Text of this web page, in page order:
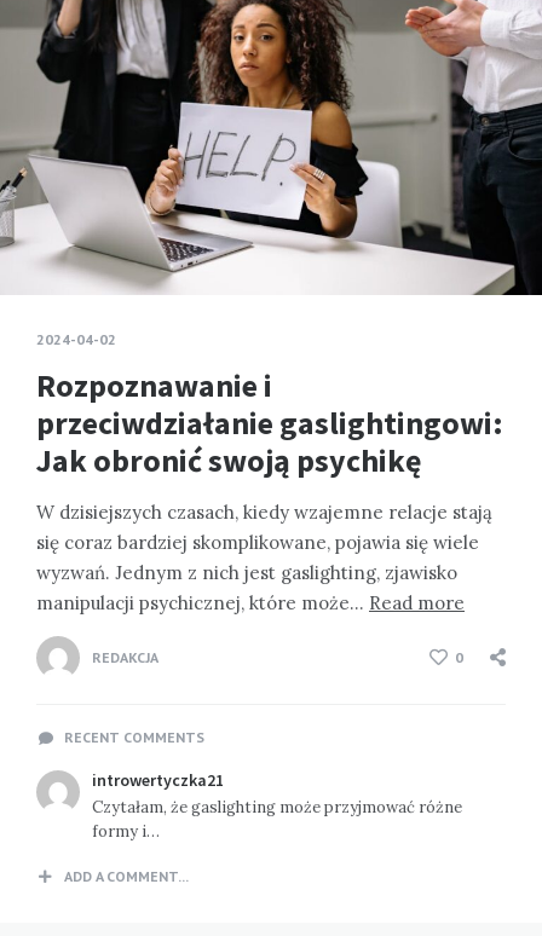
2024-04-02
Rozpoznawanie i
przeciwdziałanie gaslightingowi:
Jak obronić swoją psychikę
W dzisiejszych czasach, kiedy wzajemne relacje stają
się coraz bardziej skomplikowane, pojawia się wiele
wyzwań. Jednym z nich jest gaslighting, zjawisko
manipulacji psychicznej, które może… Read more
REDAKCJA 0
RECENT COMMENTS
introwertyczka21
Czytałam, że gaslighting może przyjmować różne
formy i…
ADD A COMMENT...